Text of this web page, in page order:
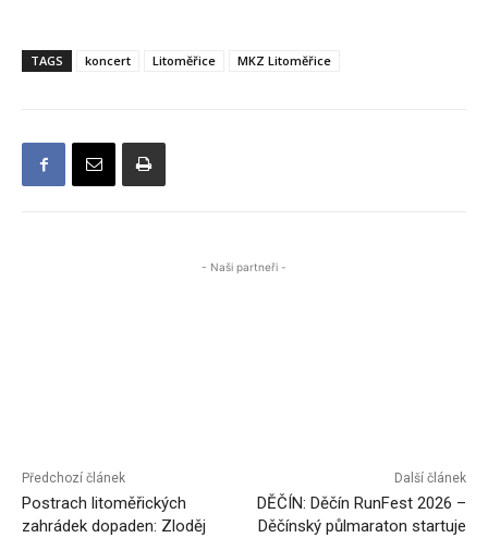
TAGS koncert Litoměřice MKZ Litoměřice
- Naši partneři -
Předchozí článek
Postrach litoměřických
zahrádek dopaden: Zloděj
Další článek
DĚČÍN: Děčín RunFest 2026 –
Děčínský půlmaraton startuje